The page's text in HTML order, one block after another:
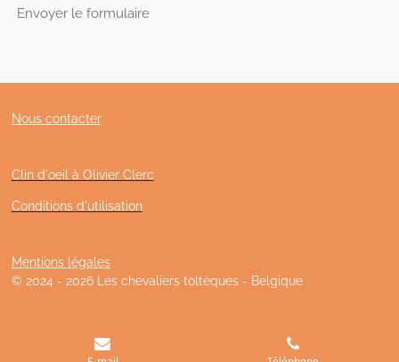
Envoyer le formulaire
Nous contacter
Clin d'oeil à Olivier Clerc
Conditions d'utilisation
Mentions légales
© 2024 - 2026 Les chevaliers toltèques - Belgique